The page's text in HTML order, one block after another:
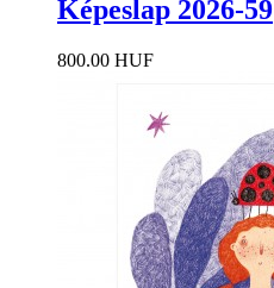
Képeslap 2026-59
800.00 HUF